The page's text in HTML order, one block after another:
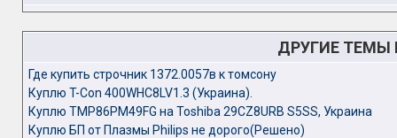
ДРУГИЕ ТЕМЫ
Где купить строчник 1372.0057в к томсону
Куплю T-Con 400WHC8LV1.3 (Украина).
Куплю TMP86PM49FG на Toshiba 29CZ8URB S5SS, Украина
Куплю БП от Плазмы Philips не дорого(Решено)